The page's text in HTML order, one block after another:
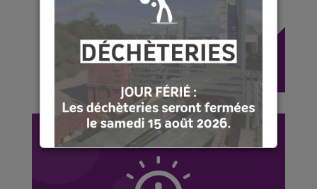
[COMPOSTAGE♻️]
de 4 Français pour se
chauffer pendant 1 mois !